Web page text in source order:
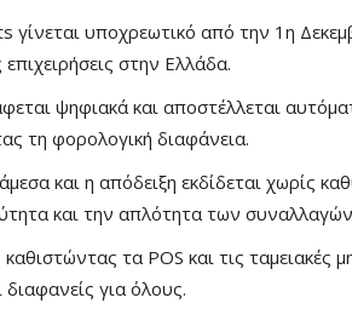
υποχρεωτικό από την 1η
επιχειρήσεις στην Ελλάδα.
ψηφιακά και αποστέλλεται
τη φορολογική διαφάνεια.
και η απόδειξη εκδίδεται χωρίς
και την απλότητα των
τα POS και τις ταμειακές
διαφανείς για όλους.